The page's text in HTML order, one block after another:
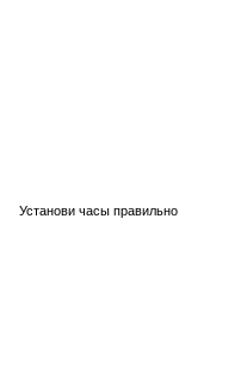
Установи часы правильно